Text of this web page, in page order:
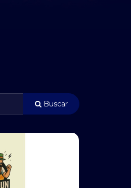
Buscar